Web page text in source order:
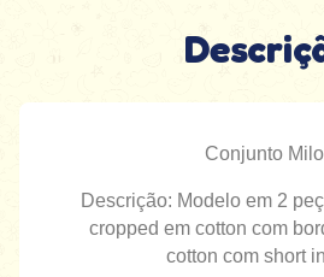
Conjunto
Descrição: Modelo em 2
cropped em cotton com
cotton com short